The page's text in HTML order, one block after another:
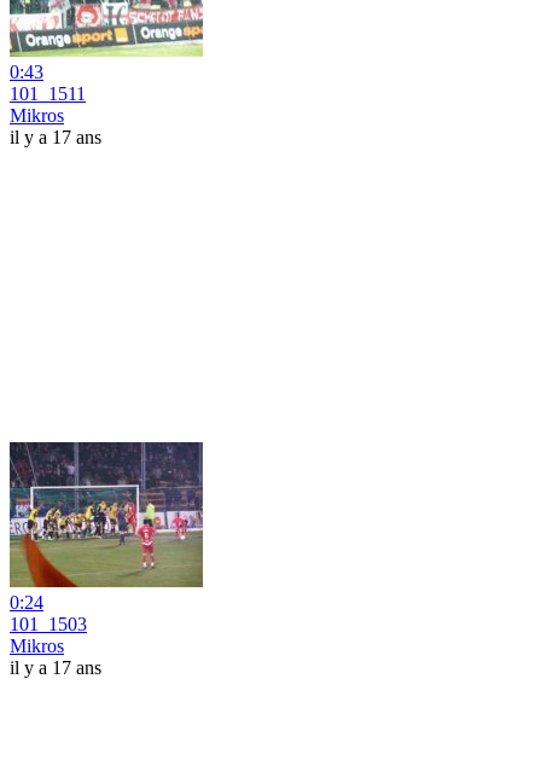
0:43
101_1511
Mikros
il y a 17 ans
0:24
101_1503
Mikros
il y a 17 ans